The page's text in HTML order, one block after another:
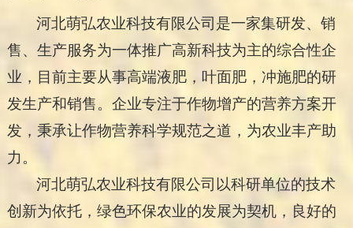
河北萌弘农业科技有限公司是一家集研发、销
售、生产服务为一体推广高新科技为主的综合性企
业，目前主要从事高端液肥，叶面肥，冲施肥的研
发生产和销售。企业专注于作物增产的营养方案开
发，秉承让作物营养科学规范之道，为农业丰产助
力。
河北萌弘农业科技有限公司以科研单位的技术
创新为依托，绿色环保农业的发展为契机，良好的